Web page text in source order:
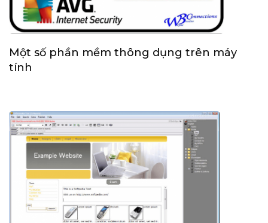
Một số phần mềm thông dụng trên máy
tính